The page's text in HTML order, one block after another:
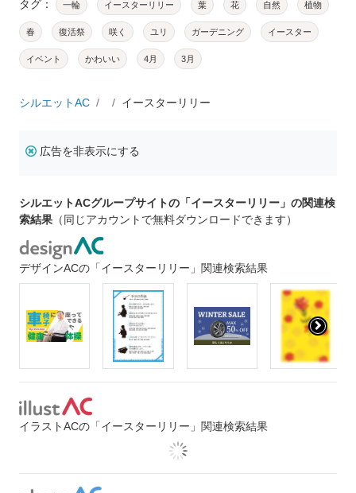
タグ： 一輪 イースターリリー 葉 花 自然 植物
春 復活祭 咲く ユリ ガーデニング イースター
イベント かわいい 4月 3月
シルエットAC イースターリリー
広告を非表示にする
シルエットACグループサイトの「イースターリリー」の関連検
索結果 （同じアカウントで無料ダウンロードできます）
デザインACの「イースターリリー」関連検索結果
イラストACの「イースターリリー」関連検索結果